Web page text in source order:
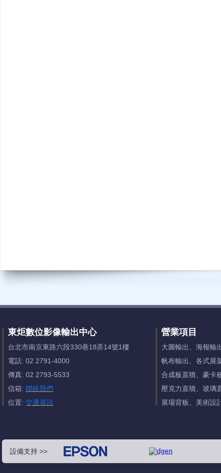
東炬數位影像輸出中心
台北市南京東路六段330巷18弄14號1樓
電話: 02 2791-4000
傳真: 02 2793-5533
信箱: 聯絡我們
位置: 交通資訊
營業項目
大圖輸出、海報輸
帆布輸出、各式展
合成板直噴、豪卡
壓克力直噴、玻璃
展場背板、美術設
設備支持 >>